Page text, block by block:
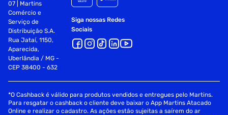
07 | Martins
Comércio e
Serviço de
Distribuição S.A.
Rua Jataí, 1150,
Aparecida,
Uberlândia / MG -
CEP 38400 - 632
Siga nossas Redes
Sociais
*O Cashback é válido para produtos vendidos e entregues pelo Martins.
Para resgatar o cashback o cliente deve baixar o App Martins Atacado
Online e realizar o cadastro. As ações estão sujeitas a saírem do ar